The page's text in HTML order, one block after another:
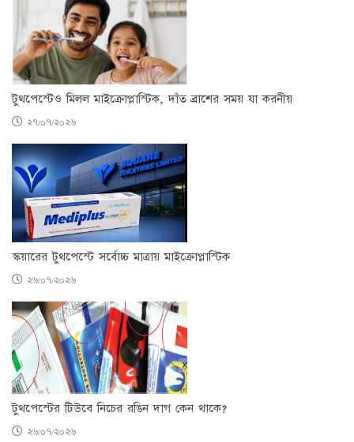
টুথপেস্টেও মিলল মাইক্রোপ্লাস্টিক, দাঁত ব্রাশের সময় যা করনীয়
২৭/০৭/২০২৬
স্কয়ারের টুথপেস্টে সর্বোচ্চ মাত্রায় মাইক্রোপ্লাস্টিক
২৬/০৭/২০২৬
টুথপেস্টের টিউবে নিচের রঙিন দাগ কেন থাকে?
২৬/০৭/২০২৬